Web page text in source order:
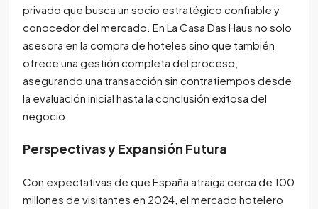
privado que busca un socio estratégico confiable y
conocedor del mercado. En La Casa Das Haus no solo
asesora en la compra de hoteles sino que también
ofrece una gestión completa del proceso,
asegurando una transacción sin contratiempos desde
la evaluación inicial hasta la conclusión exitosa del
negocio.
Perspectivas y Expansión Futura
Con expectativas de que España atraiga cerca de 100
millones de visitantes en 2024, el mercado hotelero